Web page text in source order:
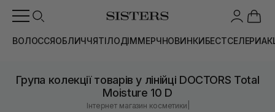
ВОЛОССЯОБЛИЧЧЯТІЛОДІММЕРЧНОВИНКИБЕСТСЕЛЕРИ
Група колекції товарів у лінійці DOCTORS Total
Moisture 10 D
Інтернет магазин косметики